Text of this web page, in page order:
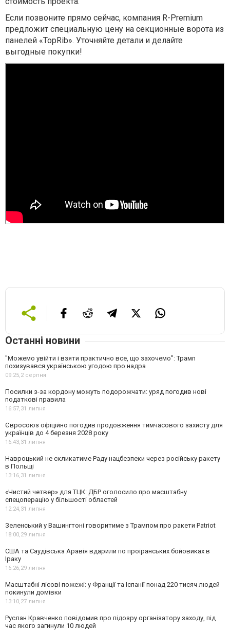
Если позвоните прямо сейчас, компания R-Premium
предложит специальную цену на секционные ворота из
панелей «TopRib». Уточняйте детали и делайте
выгодные покупки!
Останні новини
"Можемо увійти і взяти практично все, що захочемо": Трамп
похизувався українською угодою про надра
09:25, 2 серпня
Посилки з-за кордону можуть подорожчати: уряд погодив нові
податкові правила
16:57, 31 липня
Євросоюз офіційно погодив продовження тимчасового захисту для
українців до 4 березня 2028 року
16:43, 31 липня
Навроцький не скликатиме Раду нацбезпеки через російську ракету
в Польщі
13:16, 31 липня
«Чистий четвер» для ТЦК: ДБР оголосило про масштабну
спецоперацію у більшості областей
12:24, 31 липня
Зеленський у Вашингтоні говоритиме з Трампом про ракети Patriot
18:00, 29 липня
США та Саудівська Аравія вдарили по проіранських бойовиках в
Іраку
16:26, 29 липня
Масштабні лісові пожежі: у Франції та Іспанії понад 220 тисяч людей
покинули домівки
13:10, 27 липня
Руслан Кравченко повідомив про підозру організатору заходу, під
час якого загинули 10 людей